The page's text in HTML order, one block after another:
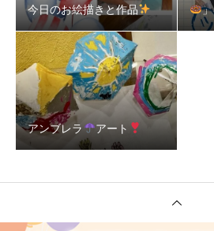
今日のお絵描きと作品
」
アンブレラ アート